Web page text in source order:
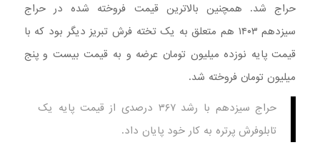
حراج شد. همچنین بالاترین قیمت فروخته شده در حراج
سیزدهم ۱۴۰۳ هم متعلق به یک تخته فرش تبریز دیگر بود که با
قیمت پایه نوزده میلیون تومان عرضه و به قیمت بیست و پنج
میلیون تومان فروخته شد.
حراج سیزدهم با رشد ۳۶۷ درصدی از قیمت پایه یک
تابلوفرش پرتره به کار خود پایان داد.